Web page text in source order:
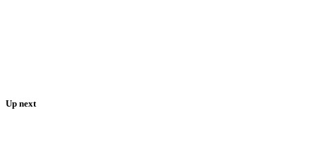
Up next